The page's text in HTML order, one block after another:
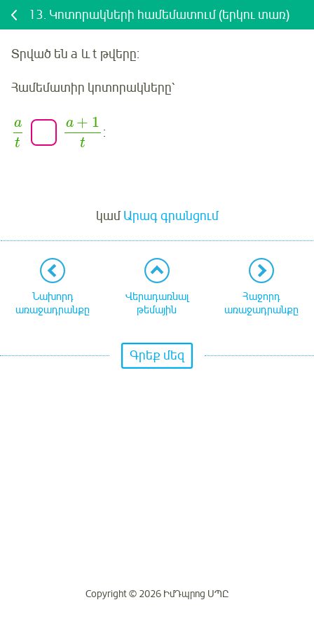
13. Կոտորակների համեմատում (երկու տառ)
Տրված են a ևt թվերը:
Համեմատիր կոտորակները՝
a
t
a + 1
t
:
կամԱրագ գրանցում
Նախորդ
առաջադրանքը
Վերադառնալ
թեմային
Հաջորդ
առաջադրանքը
Գրեք մեզ
Copyright © 2026 ԻմԴպրոց ՍՊԸ